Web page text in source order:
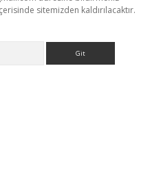
sitemizden kaldırılacaktır.